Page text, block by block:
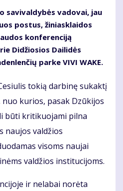
savivaldybės vadovai, jau
postus, žiniasklaidos
konferenciją
Didžiosios Dailidės
parke VIVI WAKE.
tokią darbinę sukaktį
kurios, pasak Dzūkijos
būti kritikuojami pilna
naujos valdžios
visoms naujai
valdžios institucijoms.
ir nelabai norėta